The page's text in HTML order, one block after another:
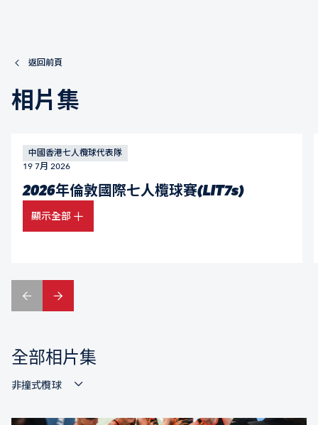
返回前頁
相片集
中國香港七人欖球代表隊
19 7月 2026
2026年倫敦國際七人欖球賽(LIT7s)
顯示全部
全部相片集
非撞式欖球